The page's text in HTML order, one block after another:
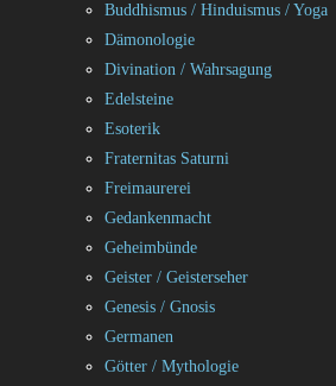
Buddhismus / Hinduismus / Yoga
Dämonologie
Divination / Wahrsagung
Edelsteine
Esoterik
Fraternitas Saturni
Freimaurerei
Gedankenmacht
Geheimbünde
Geister / Geisterseher
Genesis / Gnosis
Germanen
Götter / Mythologie